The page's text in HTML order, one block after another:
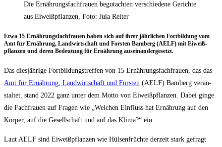
Die Ernährungsfachfrauen begutachten verschiedene Gerichte
aus Eiweißpflanzen, Foto: Jula Reiter
Etwa 15 Ernäh­rungs­fach­frau­en haben sich auf ihrer jähr­li­chen Fort­bil­dung vom
Amt für Ernäh­rung, Land­wirt­schaft und Fors­ten Bam­berg (AELF) mit Eiweiß­
pflan­zen und deren Bedeu­tung für Ernäh­rung auseinandergesetzt.
Das dies­jäh­ri­ge Fort­bil­dungs­tref­fen von 15 Ernäh­rungs­fach­frau­en, das das
Amt für Ernäh­rung, Land­wirt­schaft und Fors­ten (AELF) Bam­berg ver­an­
stal­tet, stand 2022 ganz unter dem Mot­to von Eiweiß­pflan­zen. Dabei gin­ge
die Fach­frau­en auf Fra­gen wie „Wel­chen Ein­fluss hat Ernäh­rung auf den
Kör­per, auf die Gesell­schaft und auf das Kli­ma?“ ein.
Laut AELF sind Eiweiß­pflan­zen wie Hül­sen­früch­te der­zeit stark gefragt